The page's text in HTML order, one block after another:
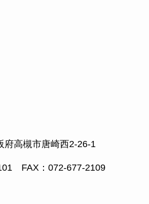
高槻市唐崎西2-26-1
FAX：072-677-2109